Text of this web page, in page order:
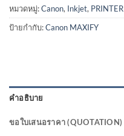
หมวดหมู่:Canon, Inkjet, PRINTER
ป้ายกำกับ:Canon MAXIFY
คำอธิบาย
ขอใบเสนอราคา (QUOTATION)